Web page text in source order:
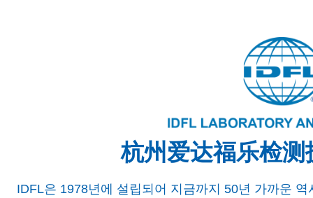
杭州爱达福乐检
IDFL은 1978년에 설립되어 지금까지 50년 가까운